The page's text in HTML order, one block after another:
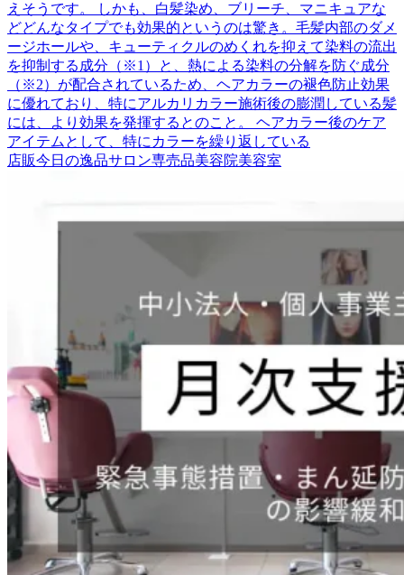
えそうです。 しかも、白髪染め、ブリーチ、マニキュアな
どどんなタイプでも効果的というのは驚き。毛髪内部のダメ
ージホールや、キューティクルのめくれを抑えて染料の流出
を抑制する成分（※1）と、熱による染料の分解を防ぐ成分
（※2）が配合されているため、ヘアカラーの褪色防止効果
に優れており、特にアルカリカラー施術後の膨潤している髪
には、より効果を発揮するとのこと。 ヘアカラー後のケア
アイテムとして、特にカラーを繰り返している
店販今日の逸品サロン専売品美容院美容室